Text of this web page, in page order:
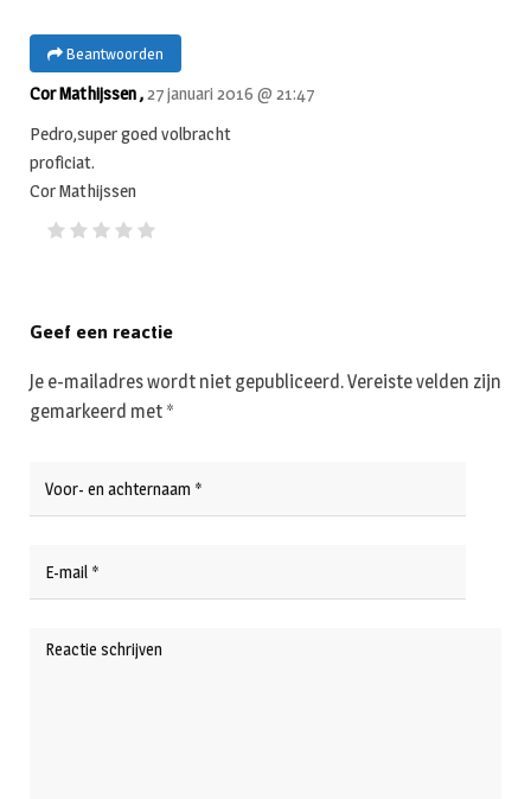
Beantwoorden
Cor Mathijssen ,27 januari 2016 @ 21:47
Pedro,super goed volbracht
proficiat.
Cor Mathijssen
Geef een reactie
Je e-mailadres wordt niet gepubliceerd.Vereiste velden zijn
gemarkeerd met *